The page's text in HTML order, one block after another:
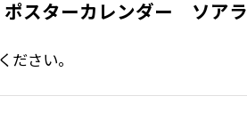
ポスターカレンダー ソアラ
ください。